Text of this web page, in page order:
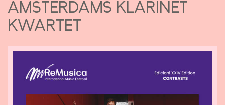
AMSTERDAMS KLARINET
KWARTET